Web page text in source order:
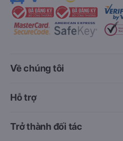
Về chúng tôi
Hỗ trợ
Trở thành đối tác